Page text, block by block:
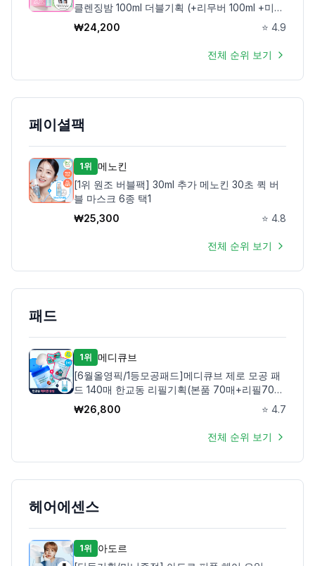
클렌징밤 100ml 더블기획 (+리무버 100ml +미니
밤 4개)
₩24,200 ⭐ 4.9
전체 순위 보기
페이셜팩
1위 메노킨
[1위 원조 버블팩] 30ml 추가 메노킨 30초 퀵 버
블 마스크 6종 택1
₩25,300 ⭐ 4.8
전체 순위 보기
패드
1위 메디큐브
[6월올영픽/1등모공패드]메디큐브 제로 모공 패
드 140매 한교동 리필기획(본품 70매+리필70매
+한교동 헤어핀)
₩26,800 ⭐ 4.7
전체 순위 보기
헤어에센스
1위
아도르